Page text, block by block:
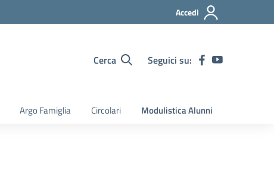
Accedi
Cerca Seguici su:
Argo Famiglia Circolari Modulistica Alunni